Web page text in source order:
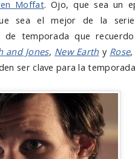
Moffat. Ojo, que sea un
sea el mejor de la
temporada que
and Jones, New Earthy Rose,
ser clave para la